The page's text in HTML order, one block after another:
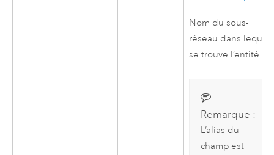
Nom du sous-
réseau dans lequel
se trouve l’entité.
Remarque :
L’alias du
champ est